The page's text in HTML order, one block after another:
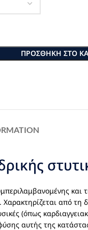
ΠΡΟΣΘΉΚΗ ΣΤΟ
και
από
(όπως
αυτής της